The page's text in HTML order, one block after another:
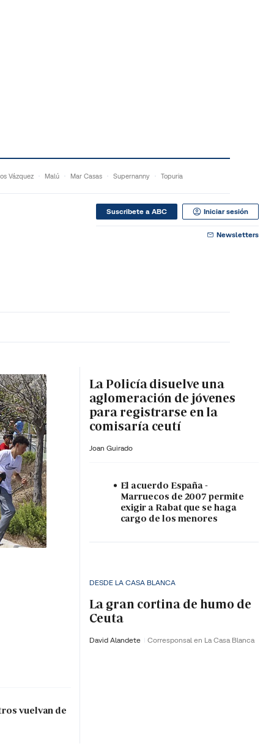
Vázquez Malú Mar Casas Supernanny Topuria
Suscribete a ABC Iniciar sesión
Newsletters
vuelvan de
La Policía disuelve una
aglomeración de jóvenes
para registrarse en la
comisaría ceutí
Joan Guirado
El acuerdo España -
Marruecos de 2007 permite
exigir a Rabat que se haga
cargo de los menores
DESDE LA CASA BLANCA
La gran cortina de humo de
Ceuta
David Alandete Corresponsal en La Casa Blanca